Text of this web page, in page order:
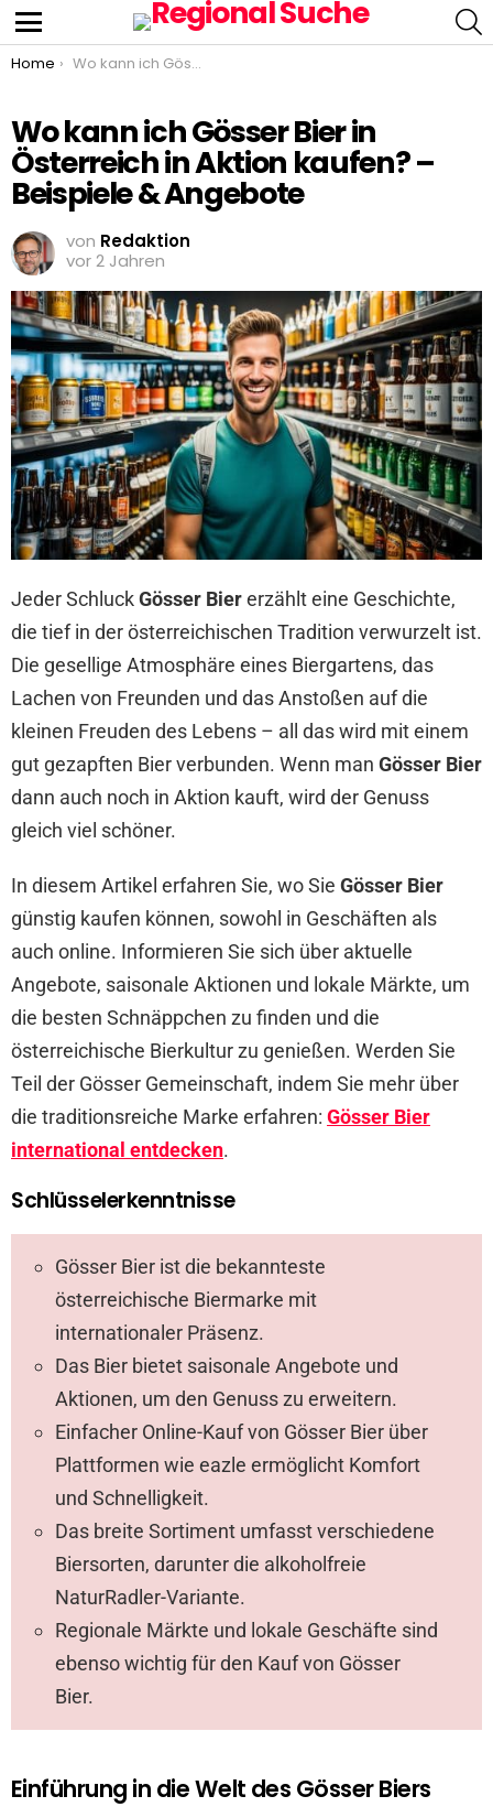
Menu
You are here:
Home Wo kann ich Gösser Bier in Österreich in Aktion kaufen? – Beispiele & Angebote
Wo kann ich Gösser Bier in
Österreich in Aktion kaufen? –
Beispiele & Angebote
von Redaktion
vor 2 Jahren
Jeder SchluckGösser Biererzählt eine Geschichte,
die tief in der österreichischen Tradition verwurzelt ist.
Die gesellige Atmosphäre eines Biergartens, das
Lachen von Freunden und das Anstoßen auf die
kleinen Freuden des Lebens – all das wird mit einem
gut gezapften Bier verbunden. Wenn man Gösser Bier
dann auch noch in Aktion kauft, wird der Genuss
gleich viel schöner.
In diesem Artikel erfahren Sie, wo Sie Gösser Bier
günstig kaufen können, sowohl in Geschäften als
auch online. Informieren Sie sich über aktuelle
Angebote, saisonale Aktionen und lokale Märkte, um
die besten Schnäppchen zu finden und die
österreichische Bierkultur zu genießen. Werden Sie
Teil der Gösser Gemeinschaft, indem Sie mehr über
die traditionsreiche Marke erfahren: Gösser Bier
international entdecken.
Schlüsselerkenntnisse
Gösser Bier ist die bekannteste
österreichische Biermarke mit
internationaler Präsenz.
Das Bier bietet saisonale Angebote und
Aktionen, um den Genuss zu erweitern.
Einfacher Online-Kauf von Gösser Bier über
Plattformen wie eazle ermöglicht Komfort
und Schnelligkeit.
Das breite Sortiment umfasst verschiedene
Biersorten, darunter die alkoholfreie
NaturRadler-Variante.
Regionale Märkte und lokale Geschäfte sind
ebenso wichtig für den Kauf von Gösser
Bier.
Einführung in die Welt des Gösser Biers